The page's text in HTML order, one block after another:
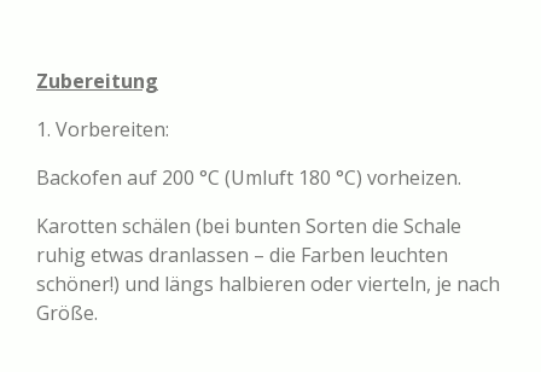
Zubereitung
1. Vorbereiten:
Backofen auf 200 °C (Umluft 180 °C) vorheizen.
Karotten schälen (bei bunten Sorten die Schale
ruhig etwas dranlassen – die Farben leuchten
schöner!) und längs halbieren oder vierteln, je nach
Größe.